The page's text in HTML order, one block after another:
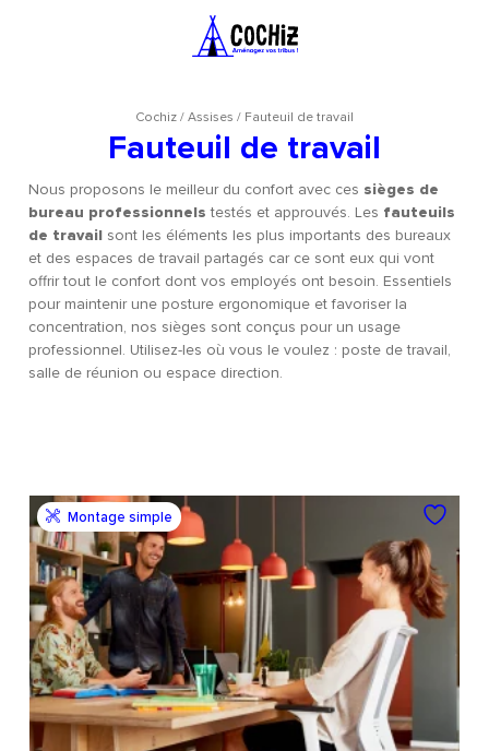
Cochiz/Assises / Fauteuil de travail
Fauteuil de travail
Nous proposons le meilleur du confort avec ces sièges de
bureau professionnelstestés et approuvés. Les fauteuils
de travail sont les éléments les plus importants des bureaux
et des espaces de travail partagés car ce sont eux qui vont
offrir tout le confort dont vos employés ont besoin. Essentiels
pour maintenir une posture ergonomique et favoriser la
concentration, nos sièges sont conçus pour un usage
professionnel. Utilisez-les où vous le voulez : poste de travail,
salle de réunion ou espace direction.
Montage simple